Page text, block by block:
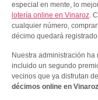
especial en mente, lo
lotería online en Vinaroz.
cualquier número,
décimo quedará
Nuestra administración ha
incluido un segundo
vecinos que ya disfrutan
décimos online en Vinaroz